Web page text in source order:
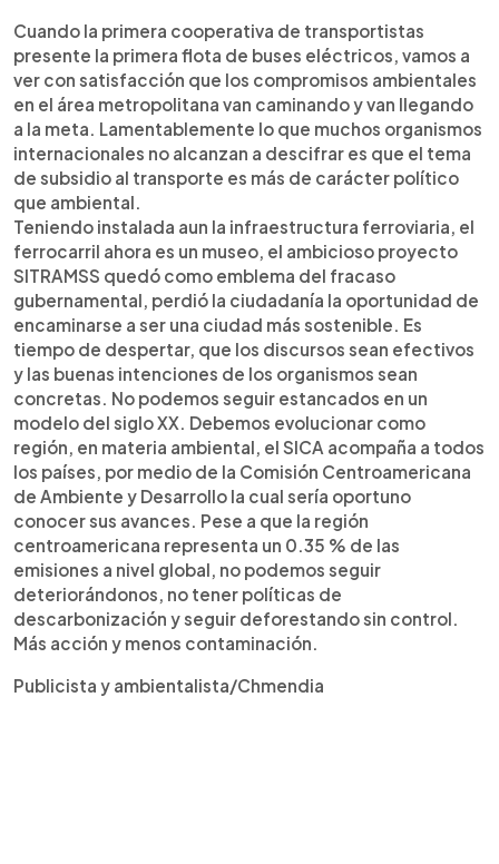
Cuando la primera cooperativa de transportistas
presente la primera flota de buses eléctricos, vamos a
ver con satisfacción que los compromisos ambientales
en el área metropolitana van caminando y van llegando
a la meta. Lamentablemente lo que muchos organismos
internacionales no alcanzan a descifrar es que el tema
de subsidio al transporte es más de carácter político
que ambiental.
Teniendo instalada aun la infraestructura ferroviaria, el
ferrocarril ahora es un museo, el ambicioso proyecto
SITRAMSS quedó como emblema del fracaso
gubernamental, perdió la ciudadanía la oportunidad de
encaminarse a ser una ciudad más sostenible. Es
tiempo de despertar, que los discursos sean efectivos
y las buenas intenciones de los organismos sean
concretas. No podemos seguir estancados en un
modelo del siglo XX. Debemos evolucionar como
región, en materia ambiental, el SICA acompaña a todos
los países, por medio de la Comisión Centroamericana
de Ambiente y Desarrollo la cual sería oportuno
conocer sus avances. Pese a que la región
centroamericana representa un 0.35 % de las
emisiones a nivel global, no podemos seguir
deteriorándonos, no tener políticas de
descarbonización y seguir deforestando sin control.
Más acción y menos contaminación.
Publicista y ambientalista/Chmendia